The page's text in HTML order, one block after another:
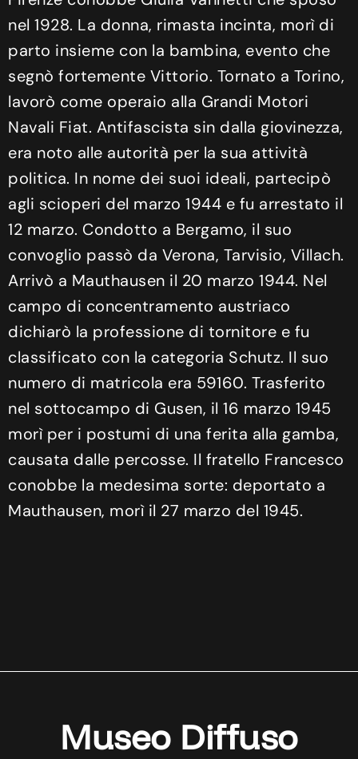
nel 1928. La donna, rimasta incinta, morì di
parto insieme con la bambina, evento che
segnò fortemente Vittorio. Tornato a Torino,
lavorò come operaio alla Grandi Motori
Navali Fiat. Antifascista sin dalla giovinezza,
era noto alle autorità per la sua attività
politica. In nome dei suoi ideali, partecipò
agli scioperi del marzo 1944 e fu arrestato il
12 marzo. Condotto a Bergamo, il suo
convoglio passò da Verona, Tarvisio, Villach.
Arrivò a Mauthausen il 20 marzo 1944. Nel
campo di concentramento austriaco
dichiarò la professione di tornitore e fu
classificato con la categoria Schutz. Il suo
numero di matricola era 59160. Trasferito
nel sottocampo di Gusen, il 16 marzo 1945
morì per i postumi di una ferita alla gamba,
causata dalle percosse. Il fratello Francesco
conobbe la medesima sorte: deportato a
Mauthausen, morì il 27 marzo del 1945.
Museo Diffuso